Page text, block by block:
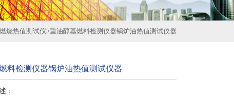
烧热值测试仪>重油醇基燃料检测仪器锅炉油热值测试仪器
料检测仪器锅炉油热值测试仪器
：